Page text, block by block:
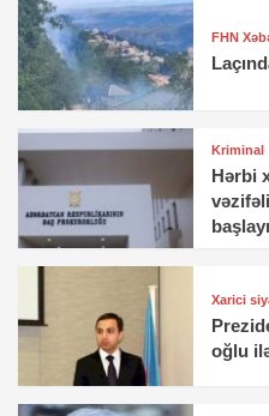
FHN
Kriminal
Hərbi
Xarici
oğlu